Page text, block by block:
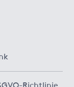
Richtlinie